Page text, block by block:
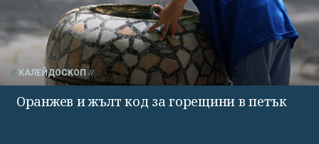
КАЛЕЙДОСКОП
Оранжев и жълт код за горещини в петък